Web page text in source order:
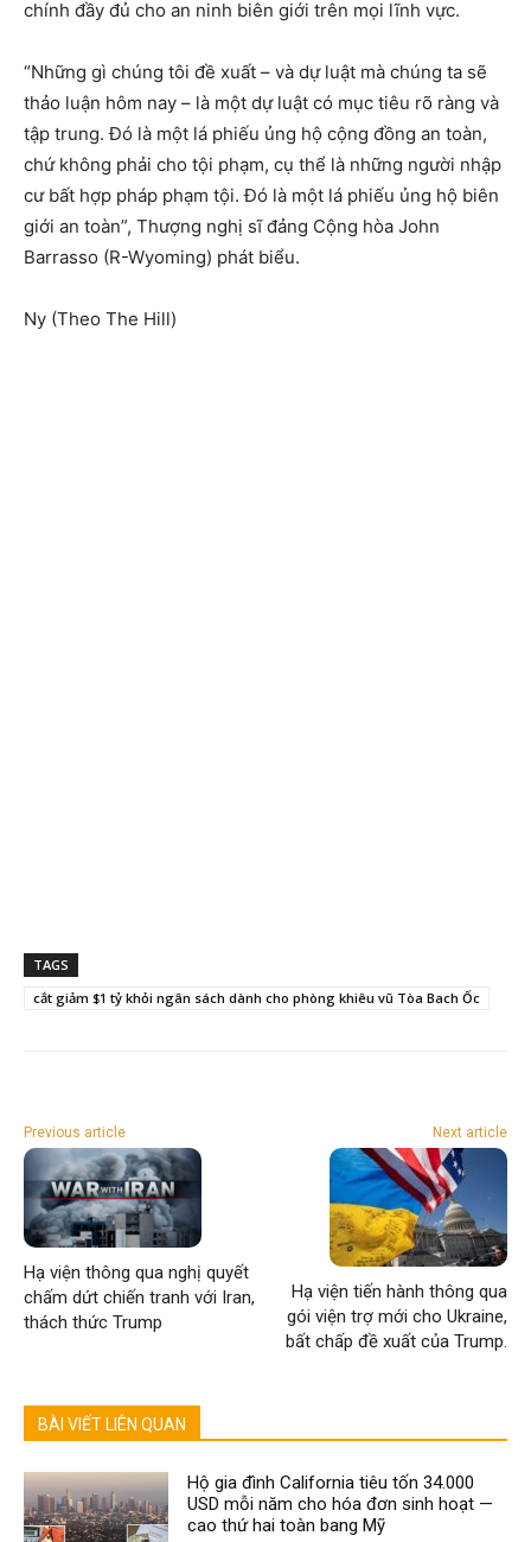
chính đầy đủ cho an ninh biên giới trên mọi lĩnh vực.
“Những gì chúng tôi đề xuất – và dự luật mà chúng ta sẽ
thảo luận hôm nay – là một dự luật có mục tiêu rõ ràng và
tập trung. Đó là một lá phiếu ủng hộ cộng đồng an toàn,
chứ không phải cho tội phạm, cụ thể là những người nhập
cư bất hợp pháp phạm tội. Đó là một lá phiếu ủng hộ biên
giới an toàn”, Thượng nghị sĩ đảng Cộng hòa John
Barrasso (R-Wyoming) phát biểu.
Ny (Theo The Hill)
TAGS
cắt giảm $1 tỷ khỏi ngân sách dành cho phòng khiêu vũ Tòa Bach Ốc
Previous article
Hạ viện thông qua nghị quyết
chấm dứt chiến tranh với Iran,
thách thức Trump
Next article
Hạ viện tiến hành thông qua
gói viện trợ mới cho Ukraine,
bất chấp đề xuất của Trump.
BÀI VIẾT LIÊN QUAN
Hộ gia đình California tiêu tốn 34.000
USD mỗi năm cho hóa đơn sinh hoạt —
cao thứ hai toàn bang Mỹ